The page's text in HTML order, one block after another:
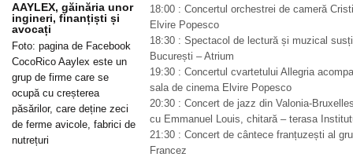
18:00 : Concertul orchestrei de cameră
Elvire Popesco
18:30 : Spectacol de lectură și muzical
București – Atrium
19:30 : Concertul cvartetului Allegria
sala de cinema Elvire Popesco
20:30 : Concert de jazz din Valonia-
cu Emmanuel Louis, chitară – terasa
21:30 : Concert de cântece franțuzești al
Francez
AAYLEX, găinăria unor
ingineri, finanțiști și
avocați
Foto: pagina de Facebook
CocoRico Aaylex este un
grup de firme care se
ocupă cu creșterea
păsărilor, care deține zeci
de ferme avicole, fabrici de
nutrețuri